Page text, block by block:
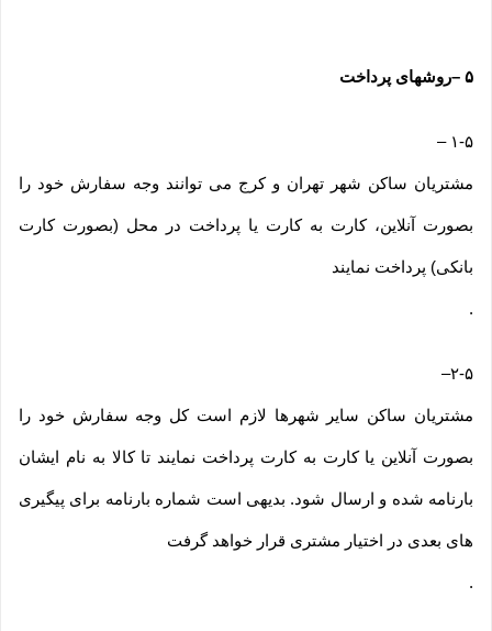
۵ –روشهای پرداخت
۱-۵ –
مشتریان ساکن شهر تهران و کرج می توانند وجه سفارش خود را
بصورت آنلاین، کارت به کارت یا پرداخت در محل (بصورت کارت
بانکی) پرداخت نمایند
.
۲-۵–
مشتریان ساکن سایر شهرها لازم است کل وجه سفارش خود را
بصورت آنلاین یا کارت به کارت پرداخت نمایند تا کالا به نام ایشان
بارنامه شده و ارسال شود. بدیهی است شماره بارنامه برای پیگیری
های بعدی در اختیار مشتری قرار خواهد گرفت
.